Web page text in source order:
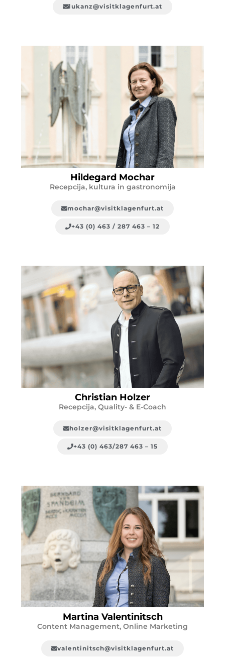
lukanz@visitklagenfurt.at
Hildegard Mochar
Recepcija, kultura in gastronomija
mochar@visitklagenfurt.at
+43 (0) 463 / 287 463 – 12
Christian Holzer
Recepcija, Quality- & E-Coach
holzer@visitklagenfurt.at
+43 (0) 463/287 463 – 15
Martina Valentinitsch
Content Management, Online Marketing
valentinitsch@visitklagenfurt.at